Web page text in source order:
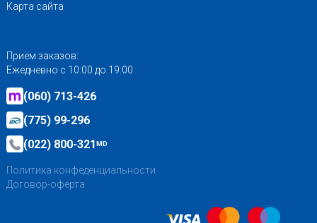
Карта сайта
Приём заказов:
Ежедневно с 10:00 до 19:00
(060) 713-426
(775) 99-296
(022) 800-321MD
Политика конфеденциальности
Договор-оферта